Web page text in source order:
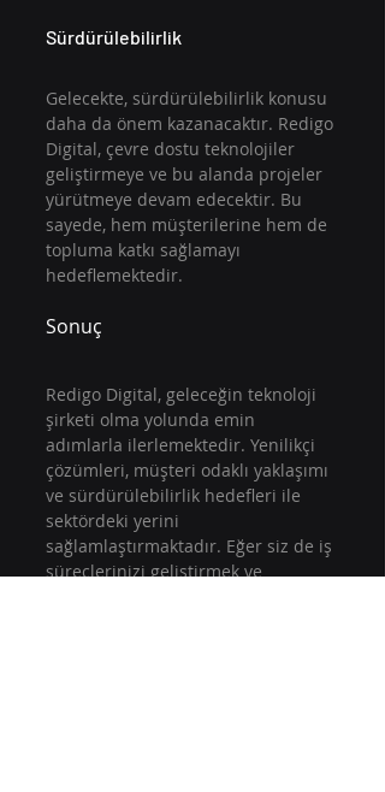
Sürdürülebilirlik
Gelecekte, sürdürülebilirlik konusu
daha da önem kazanacaktır. Redigo
Digital, çevre dostu teknolojiler
geliştirmeye ve bu alanda projeler
yürütmeye devam edecektir. Bu
sayede, hem müşterilerine hem de
topluma katkı sağlamayı
hedeflemektedir.
Sonuç
Redigo Digital, geleceğin teknoloji
şirketi olma yolunda emin
adımlarla ilerlemektedir. Yenilikçi
çözümleri, müşteri odaklı yaklaşımı
ve sürdürülebilirlik hedefleri ile
sektördeki yerini
sağlamlaştırmaktadır. Eğer siz de iş
süreçlerinizi geliştirmek ve